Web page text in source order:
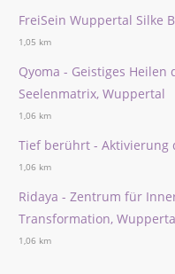
FreiSein Wuppertal Silke
1,05 km
Qyoma - Geistiges
Seelenmatrix, Wuppertal
1,06 km
Tief berührt - Aktivierung
1,06 km
Ridaya - Zentrum für
Transformation,
1,06 km